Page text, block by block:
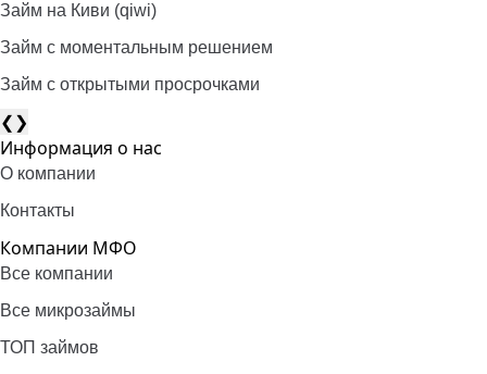
Займ на Киви (qiwi)
Займ c моментальным решением
Займ с открытыми просрочками
❮❯
Информация о нас
О компании
Контакты
Компании МФО
Все компании
Все микрозаймы
ТОП займов